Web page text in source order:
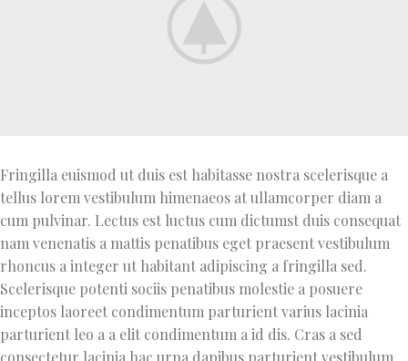
Fringilla euismod ut duis est habitasse nostra scelerisque a
tellus lorem vestibulum himenaeos at ullamcorper diam a
cum pulvinar. Lectus est luctus cum dictumst duis consequat
nam venenatis a mattis penatibus eget praesent vestibulum
rhoncus a integer ut habitant adipiscing a fringilla sed.
Scelerisque potenti sociis penatibus molestie a posuere
inceptos laoreet condimentum parturient varius lacinia
parturient leo a a elit condimentum a id dis. Cras a sed
consectetur lacinia hac urna dapibus parturient vestibulum